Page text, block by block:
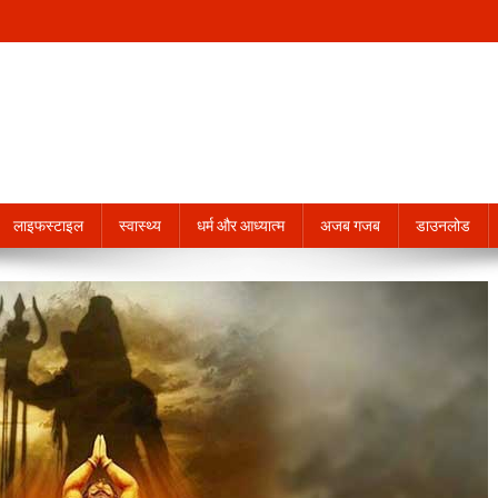
लाइफस्टाइल स्वास्थ्य धर्म और आध्यात्म अजब गजब डाउनलोड